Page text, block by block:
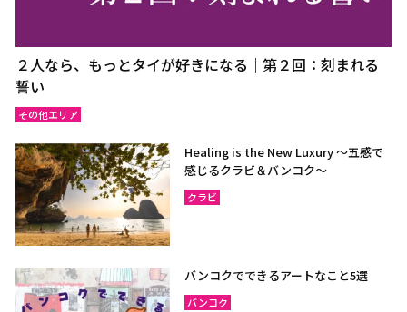
２人なら、もっとタイが好きになる｜第２回：刻まれる
誓い
その他エリア
Healing is the New Luxury ～五感で
感じるクラビ＆バンコク～
クラビ
バンコクでできるアートなこと5選
バンコク